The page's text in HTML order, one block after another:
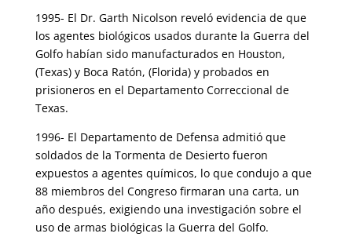
1995- El Dr. Garth Nicolson reveló evidencia de que
los agentes biológicos usados durante la Guerra del
Golfo habían sido manufacturados en Houston,
(Texas) y Boca Ratón, (Florida) y probados en
prisioneros en el Departamento Correccional de
Texas.
1996- El Departamento de Defensa admitió que
soldados de la Tormenta de Desierto fueron
expuestos a agentes químicos, lo que condujo a que
88 miembros del Congreso firmaran una carta, un
año después, exigiendo una investigación sobre el
uso de armas biológicas la Guerra del Golfo.